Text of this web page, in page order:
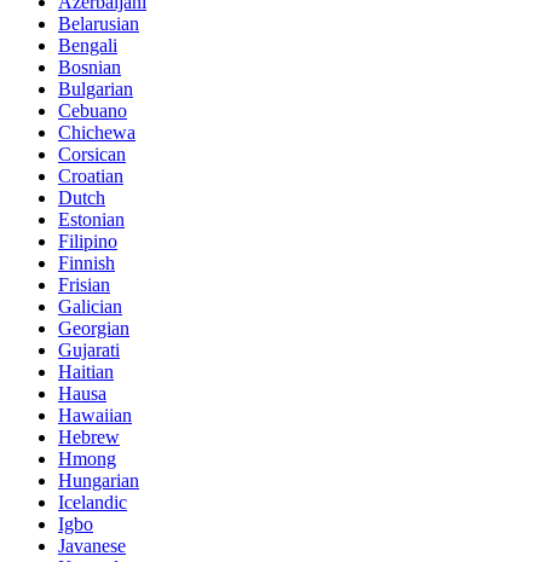
Belarusian
Bengali
Bosnian
Bulgarian
Cebuano
Chichewa
Corsican
Croatian
Dutch
Estonian
Filipino
Finnish
Frisian
Galician
Georgian
Gujarati
Haitian
Hausa
Hawaiian
Hebrew
Hmong
Hungarian
Icelandic
Igbo
Javanese